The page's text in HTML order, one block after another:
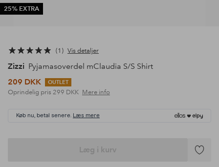
25% EXTRA
1 Vis detaljer
Zizzi Pyjamasoverdel mClaudia S/S Shirt
209 DKK
OUTLET
Oprindelig pris 299 DKK Mere info
Køb nu, betal senere. Læs mere
Læg i kurv
Tilføj